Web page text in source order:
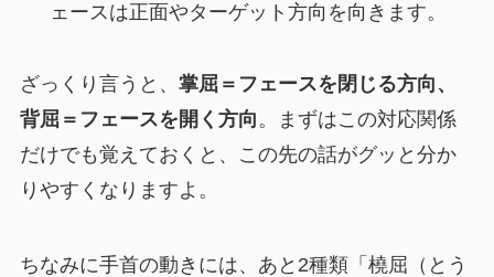
ェースは正面やターゲット方向を向きます。
ざっくり言うと、 掌屈＝フェースを閉じる方向、
背屈＝フェースを開く方向 。まずはこの対応関係
だけでも覚えておくと、この先の話がグッと分か
りやすくなりますよ。
ちなみに手首の動きには、あと2種類「橈屈（とう